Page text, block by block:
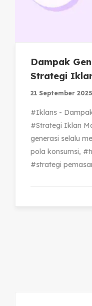
Dampak
Strategi
21 September 2025
#Iklans -
#Strategi Iklan
generasi selalu
pola konsumsi,
#strategi